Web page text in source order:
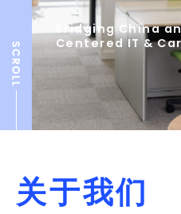
Bridging China
Centered IT &
关于我们